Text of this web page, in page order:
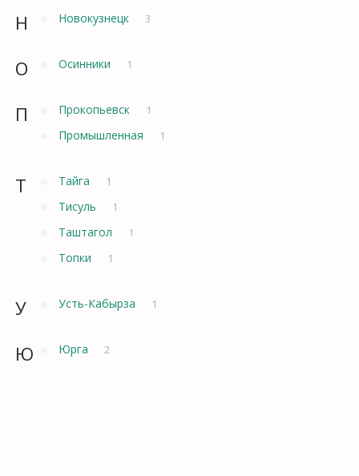
Н Новокузнецк 3
О Осинники 1
П Прокопьевск 1
Промышленная 1
Т Тайга 1
Тисуль 1
Таштагол 1
Топки 1
У Усть-Кабырза 1
Ю Юрга 2